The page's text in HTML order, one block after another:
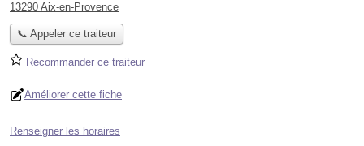
13290 Aix-en-Provence
📞 Appeler ce traiteur
Recommander ce traiteur
Améliorer cette fiche
Renseigner les horaires